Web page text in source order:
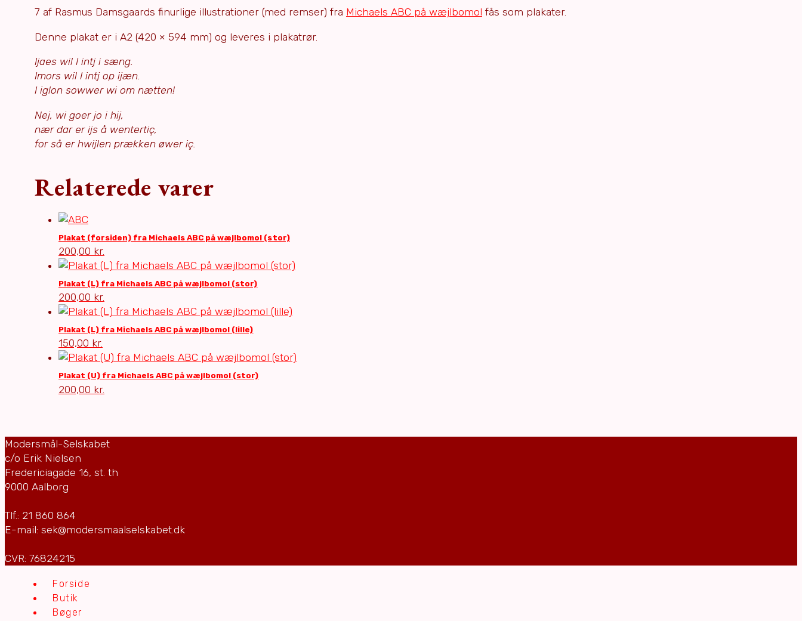
7 af Rasmus Damsgaards finurlige illustrationer (med remser) fra Michaels ABC på wæjlbomol fås som plakater.
Denne plakat er i A2 (420 × 594 mm) og leveres i plakatrør.
Ijaes wil I intj i sæng.
Imors wil I intj op ijæn.
I iglon sowwer wi om nætten!
Nej, wi goer jo i hij,
nær dar er ijs å wentertiç,
for så er hwijlen prækken øwer iç.
Relaterede varer
Plakat (forsiden) fra Michaels ABC på wæjlbomol (stor)
200,00 kr.
Plakat (L) fra Michaels ABC på wæjlbomol (stor)
200,00 kr.
Plakat (L) fra Michaels ABC på wæjlbomol (lille)
150,00 kr.
Plakat (U) fra Michaels ABC på wæjlbomol (stor)
200,00 kr.
Modersmål-Selskabet
c/o Erik Nielsen
Fredericiagade 16, st. th
9000 Aalborg
Tlf.: 21 860 864
E-mail: sek@modersmaalselskabet.dk
CVR: 76824215
Forside
Butik
Bøger